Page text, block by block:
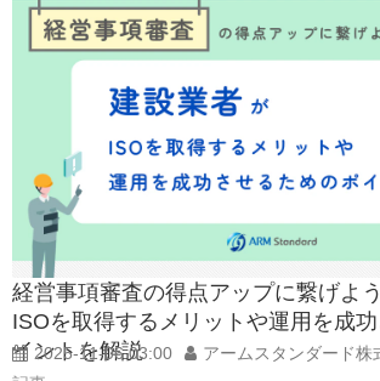
経営事項審査の得点アップに繋げよ
ISOを取得するメリットや運用を成
イントを解説
2025-11-06 03:00 アームスタンダード株